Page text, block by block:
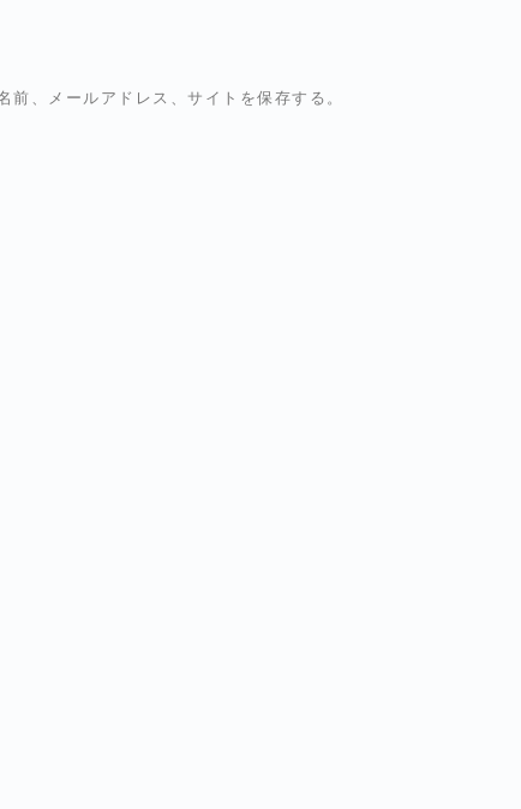
、メールアドレス、サイトを保存する。